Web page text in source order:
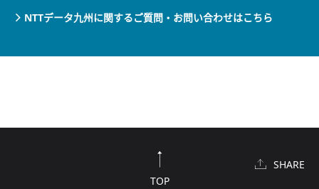
NTTデータ九州に関するご質問・お問い合わせはこちら
TOP
SHARE